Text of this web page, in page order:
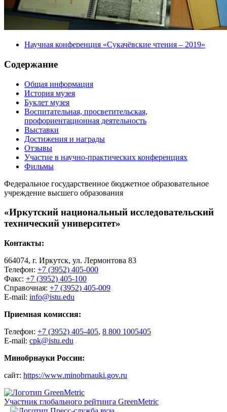
Научная конференция «Сукачёвские чтения – 2019»
Содержание
Общая информация
История музея
Буклет музея
Воспитательная, просветительская,
профориентационная деятельность
Выставки
Достижения и награды
Отзывы
Участие в научно-практических конференциях
Фильмы
Федеральное государственное бюджетное образовательное
учреждение высшего образования
«Иркутский национальный исследовательский
технический университет»
Контакты:
664074, г. Иркутск, ул. Лермонтова 83
Телефон: +7 (3952) 405-000
Факс: +7 (3952) 405-100
Справочная: +7 (3952) 405-009
E-mail: info@istu.edu
Приемная комиссия:
Телефон: +7 (3952) 405-405, 8 800 1005405
E-mail: cpk@istu.edu
Минобрнауки России:
сайт: https://www.minobrnauki.gov.ru
Участник глобального рейтинга GreenMetric